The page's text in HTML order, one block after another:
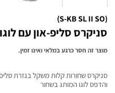
(S-KB SL II SO)
סניקרס סליפ-און עם
מוצר זה חסר כרגע במלאי ואינו זמין.
סניקרס שחורות קלות משקל בגזרת
והדפס לוגו המותג בשחור